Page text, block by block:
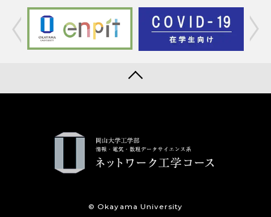
© Okayama University